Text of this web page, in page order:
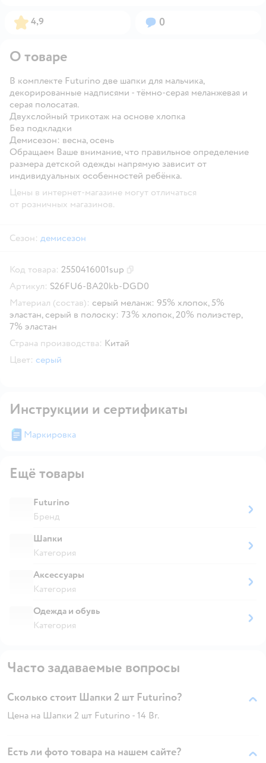
Рейтинг:
4,9 Вопросов:
0
О товаре
В комплекте Futurino две шапки для мальчика,
декорированные надписями - тёмно-серая меланжевая и
серая полосатая.
Двухслойный трикотаж на основе хлопка
Без подкладки
Демисезон: весна, осень
Обращаем Ваше внимание, что правильное определение
размера детской одежды напрямую зависит от
индивидуальных особенностей ребёнка.
Цены в интернет-магазине могут отличаться
от розничных магазинов.
Сезон: демисезон
Код товара: 2550416001sup
Артикул: S26FU6-BA20kb-DGD0
Материал (состав): серый меланж: 95% хлопок, 5%
эластан, серый в полоску: 73% хлопок, 20% полиэстер,
7% эластан
Страна производства: Китай
Цвет: серый
Инструкции и сертификаты
Маркировка
Ещё товары
Futurino
Бренд
Шапки
Категория
Аксессуары
Категория
Одежда и обувь
Категория
Часто задаваемые вопросы
Сколько стоит Шапки 2 шт Futurino?
Цена на Шапки 2 шт Futurino - 14 Br.
Есть ли фото товара на нашем сайте?